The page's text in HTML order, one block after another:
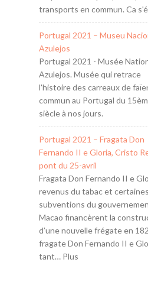
transports en commun. Ca
Portugal 2021 – Museu
Azulejos
Portugal 2021 - Musée
Azulejos. Musée qui retrace
l'histoire des carreaux de
commun au Portugal du
siècle à nos jours.
Portugal 2021 – Fragata Don
Fernando II e Gloria, Cristo
pont du 25-avril
Fragata Don Fernando II e
revenus du tabac et certaines
subventions du
Macao financèrent la
d’une nouvelle frégate en
fragate Don Fernando II e
tant… Plus